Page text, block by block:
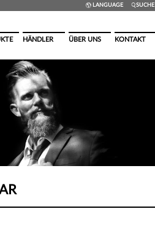
LANGUAGE SUCHE
HÄNDLER ÜBER UNS KONTAKT